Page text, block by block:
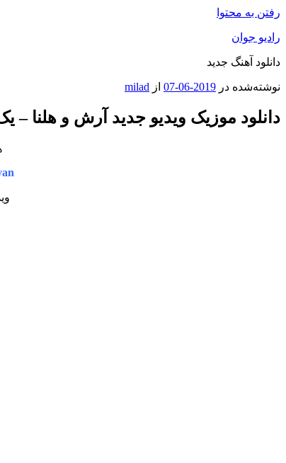
رفتن به محتوا
رادیو جوان
دانلود آهنگ جدید
نوشته‌شده در 2019-06-07 از milad
دانلود موزیک ویدیو جدید آرش و هلنا